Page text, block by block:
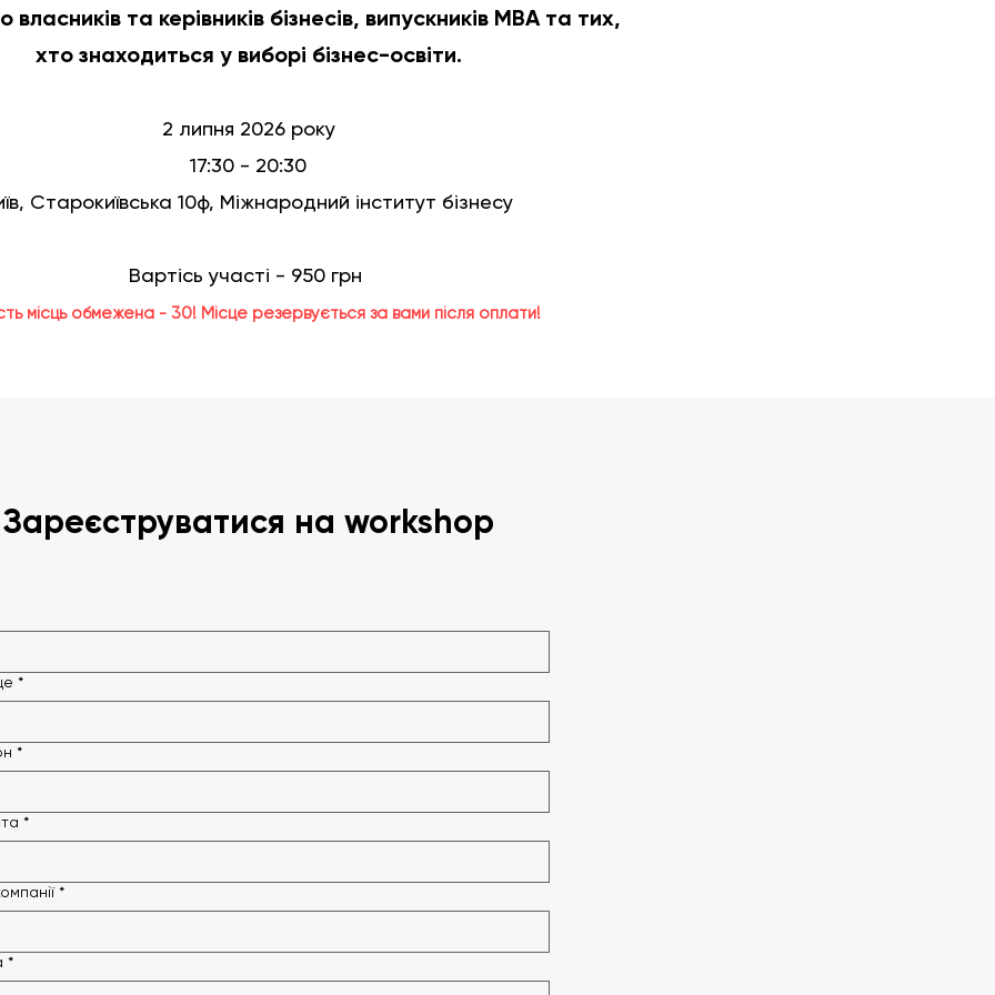
та керівників бізнесів, випускників МВА та тих,
хто знаходиться у виборі бізнес-освіти.
2 липня 2026 року
17:30 - 20:30
Старокиївська 10ф, Міжнародний інститут бізнесу
Вартісь участі - 950 грн
місць обмежена - 30! Місце резервується за вами після оплати!
Зареєструватися на workshop
*
*
*
*
*